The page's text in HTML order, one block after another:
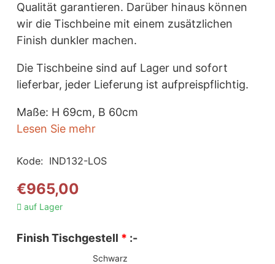
Qualität garantieren. Darüber hinaus können
wir die Tischbeine mit einem zusätzlichen
Finish dunkler machen.
Die Tischbeine sind auf Lager und sofort
lieferbar, jeder Lieferung ist aufpreispflichtig.
Maße: H 69cm, B 60cm
Lesen Sie mehr
Kode: IND132-LOS
€965,00
auf Lager
Finish Tischgestell * :-
Schwarz